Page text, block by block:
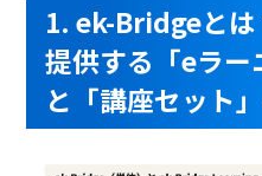
コースカスタマイズ可
ビジネススキル科目
モニタリング
1. ek-Bridgeと
提供する「eラー
と「講座セット